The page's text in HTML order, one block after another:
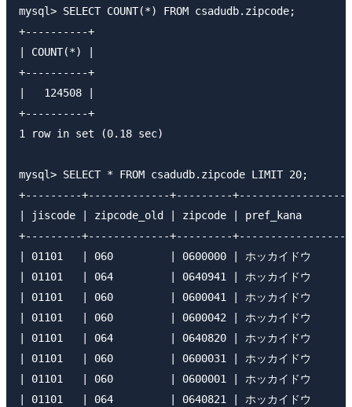
mysql> SELECT COUNT(*) FROM csadudb.zipcode;
+----------+
| COUNT(*) |
+----------+
|   124508 |
+----------+
1 row in set (0.18 sec)
mysql> SELECT * FROM csadudb.zipcode LIMIT 20;
+---------+-------------+---------
| jiscode | zipcode_old | zipcode |
+---------+-------------+---------
| 01101   | 060         | 0600000 | ホッカイドウ
| 01101   | 064         | 0640941 | ホッカイ
| 01101   | 060         | 0600041 | ホッカイ
| 01101   | 060         | 0600042 | ホッカイドウ
| 01101   | 064         | 0640820 | ホッカイドウ
| 01101   | 060         | 0600031 | ホッカイド
| 01101   | 060         | 0600001 | ホッカイドウ
| 01101   | 064         | 0640821 | ホッカイドウ